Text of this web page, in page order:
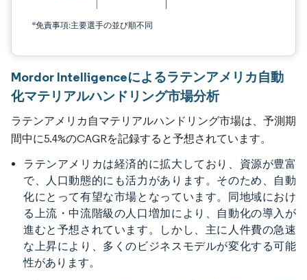
*免責事項:主要選手の並び順不同
Mordor Intelligenceによるラテンアメリカ自動
化マテリアルハンドリング市場分析
ラテンアメリカ自マテリアルハンドリング市場は、予測期
間中に5.4%のCAGRを記録すると予想されています。
ラテンアメリカは経済的に拡大しており、資源が豊富
で、人口動態的にも活力があります。そのため、自動
化にとって有望な市場となっています。同地域におけ
る上流・中流階級の人口増加により、自動化の導入が
進むと予想されています。しかし、主に人件費の急速
な上昇により、多くのビジネスモデルが変化する可能
性があります。